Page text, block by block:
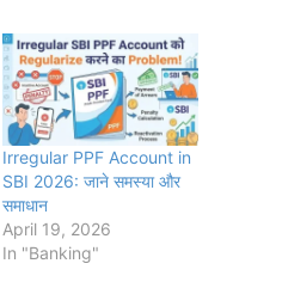
Irregular PPF Account in
SBI 2026: जाने समस्या और
समाधान
April 19, 2026
In "Banking"